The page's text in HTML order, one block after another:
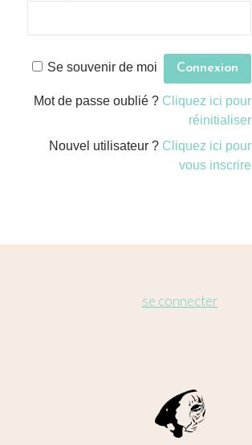
Se souvenir de moi
Mot de passe oublié ? Cliquez ici pour
réinitialiser
Nouvel utilisateur ? Cliquez ici pour
vous inscrire
se connecter